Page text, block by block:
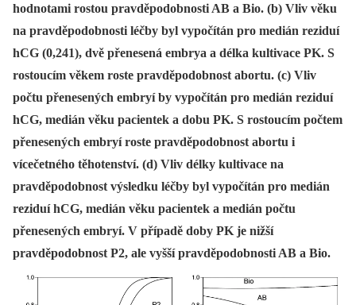
hodnotami rostou pravděpodobnosti AB a Bio. (b) Vliv věku
na pravděpodobnosti léčby byl vypočítán pro medián reziduí
hCG (0,241), dvě přenesená embrya a délka kultivace PK. S
rostoucím věkem roste pravděpodobnost abortu. (c) Vliv
počtu přenesených embryí by vypočítán pro medián reziduí
hCG, medián věku pacientek a dobu PK. S rostoucím počtem
přenesených embryí roste pravděpodobnost abortu i
vícečetného těhotenství. (d) Vliv délky kultivace na
pravděpodobnost výsledku léčby byl vypočítán pro medián
reziduí hCG, medián věku pacientek a medián počtu
přenesených embryí. V případě doby PK je nižší
pravděpodobnost P2, ale vyšší pravděpodobnosti AB a Bio.